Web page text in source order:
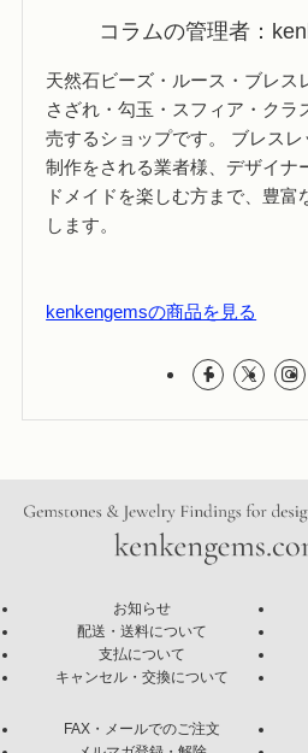
コラムの管理者：
天然石ビーズ・ルース・ブレス
さざれ・勾玉・スフィア・クラ
売するショップです。 ブレス
制作をされる業者様、デザイナ
ドメイドを楽しむ方まで、豊富
します。
kenkengemsの商品を見る
お知らせ
配送・送料について
支払について
キャンセル・交換について
FAX・メールでのご注文